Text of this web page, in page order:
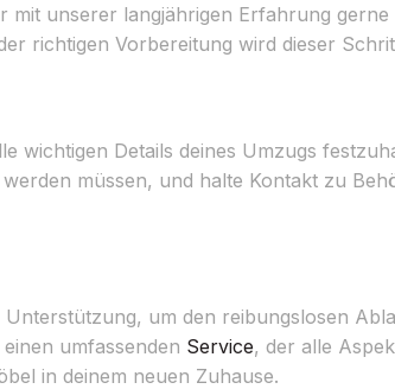
unserer langjährigen Erfahrung
richtigen Vorbereitung wird dieser
wichtigen Details deines Umzugs
müssen, und halte Kontakt zu
um den reibungslosen
umfassenden Service, der alle
in deinem neuen Zuhause.